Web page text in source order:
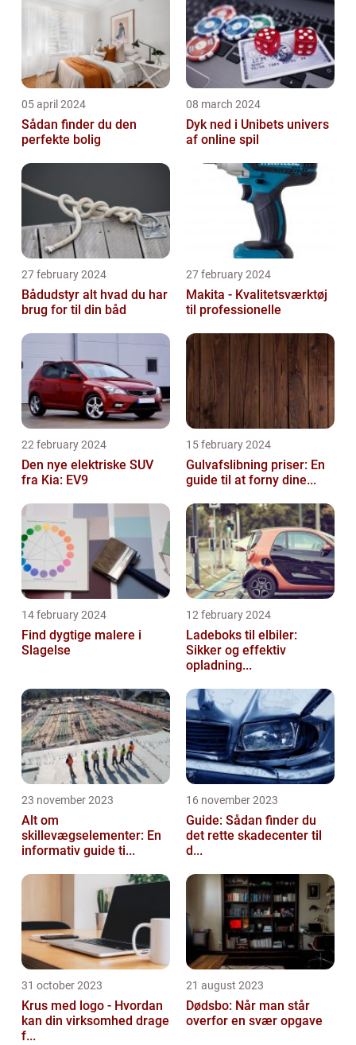
05 april 2024
Sådan finder du den
perfekte bolig
08 march 2024
Dyk ned i Unibets univers
af online spil
27 february 2024
Bådudstyr alt hvad du har
brug for til din båd
27 february 2024
Makita - Kvalitetsværktøj
til professionelle
22 february 2024
Den nye elektriske SUV
fra Kia: EV9
15 february 2024
Gulvafslibning priser: En
guide til at forny dine...
14 february 2024
Find dygtige malere i
Slagelse
12 february 2024
Ladeboks til elbiler:
Sikker og effektiv
opladning...
23 november 2023
Alt om
skillevægselementer: En
informativ guide ti...
16 november 2023
Guide: Sådan finder du
det rette skadecenter til
d...
31 october 2023
Krus med logo - Hvordan
kan din virksomhed drage
f...
21 august 2023
Dødsbo: Når man står
overfor en svær opgave